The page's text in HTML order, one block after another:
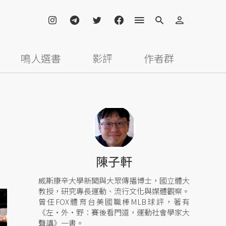
鳴人選書 影評 作者群
陳子軒
威斯康辛大學新聞與大眾傳播博士，國立體大
教授，研究專長運動、流行文化與媒體觀察。
曾任FOX體育台美國職棒MLB球評，著有
《左‧外‧野︰賽後看門道，運動社會學家大
聲講》一書。